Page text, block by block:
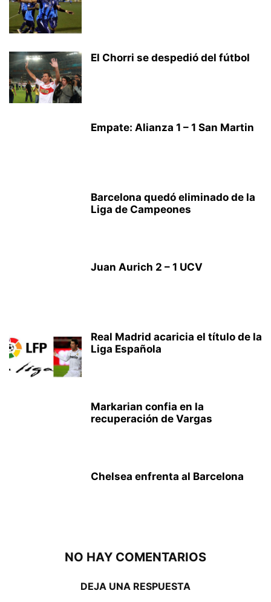
El Chorri se despedió del fútbol
Empate: Alianza 1 – 1 San Martin
Barcelona quedó eliminado de la
Liga de Campeones
Juan Aurich 2 – 1 UCV
Real Madrid acaricia el título de la
Liga Española
Markarian confia en la
recuperación de Vargas
Chelsea enfrenta al Barcelona
NO HAY COMENTARIOS
DEJA UNA RESPUESTA